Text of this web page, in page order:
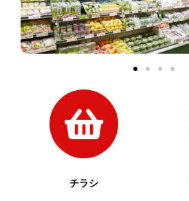
チラシ